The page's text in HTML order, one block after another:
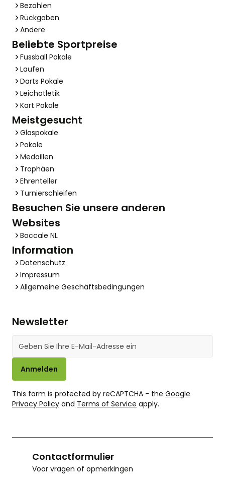
Bezahlen
Rückgaben
Andere
Beliebte Sportpreise
Fussball Pokale
Laufen
Darts Pokale
Leichatletik
Kart Pokale
Meistgesucht
Glaspokale
Pokale
Medaillen
Trophäen
Ehrenteller
Turnierschleifen
Besuchen Sie unsere anderen
Websites
Boccale NL
Information
Datenschutz
Impressum
Allgemeine Geschäftsbedingungen
Newsletter
Anmelden
This form is protected by reCAPTCHA - the Google
Privacy Policy and Terms of Service apply.
Contactformulier
Voor vragen of opmerkingen